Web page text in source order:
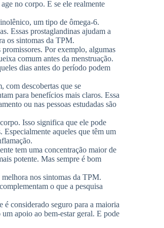
no corpo. E se ele realmente
um tipo de ômega-6.
Essas prostaglandinas ajudam a
os sintomas da TPM.
Por exemplo, algumas
comum antes da menstruação.
dias antes do período podem
com descobertas que se
para benefícios mais claros. Essa
ou nas pessoas estudadas são
Isso significa que ele pode
aqueles que têm um
tem uma concentração maior de
potente. Mas sempre é bom
nos sintomas da TPM.
o que a pesquisa
é considerado seguro para a maioria
apoio ao bem-estar geral. E pode